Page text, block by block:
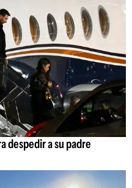
despedir a su padre